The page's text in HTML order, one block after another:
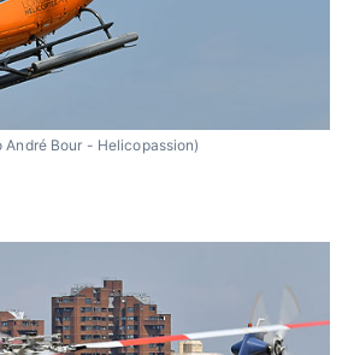
André Bour - Helicopassion)